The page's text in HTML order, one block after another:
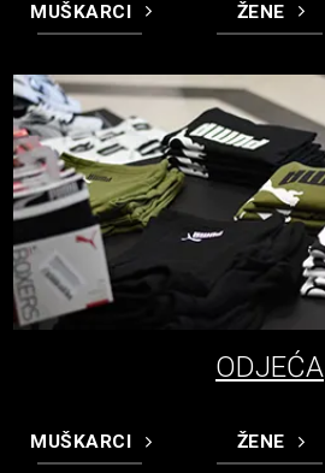
MUŠKARCI ŽENE
ODJEĆA
MUŠKARCI ŽENE